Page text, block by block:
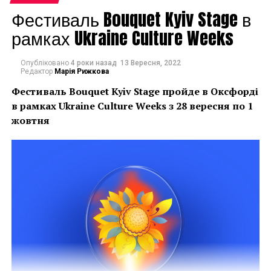
присутні відомі колекціонери, поціновувачі
сучасного мистецтва та представники преси. Також,
відвідувачі мали можливість поспілкуватися з
ділились своїми думками та ідеями.
Фестиваль Bouquet Kyiv Stage в
рамках Ukraine Culture Weeks
Опубліковано 4 роки назад 13 Вересня, 2022
Редактор Марія Рижкова
Фестиваль Bouquet Kyiv Stage пройде в Оксфорді
в рамкахUkraine Culture Weeks з 28 вересня по 1
жовтня